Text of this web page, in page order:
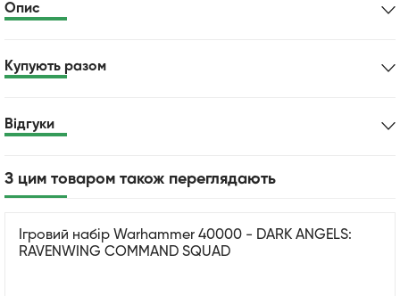
Опис
Купують разом
Відгуки
З цим товаром також переглядають
Ігровий набір Warhammer 40000 - DARK ANGELS:
RAVENWING COMMAND SQUAD